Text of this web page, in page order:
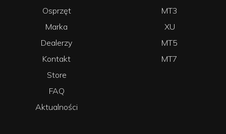
Osprzęt
Marka
Dealerzy
Kontakt
Store
FAQ
Aktualności
MT3
XU
MT5
MT7